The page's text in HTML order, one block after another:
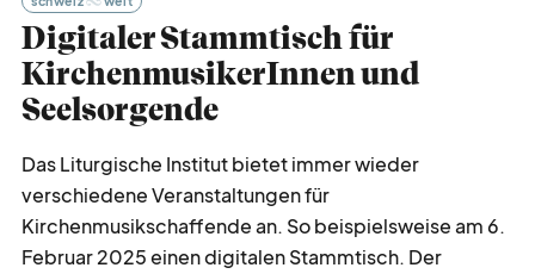
Digitaler Stammtisch für
KirchenmusikerInnen und
Seelsorgende
Das Liturgische Institut bietet immer wieder
verschiedene Veranstaltungen für
Kirchenmusikschaffende an. So beispielsweise am 6.
Februar 2025 einen digitalen Stammtisch. Der